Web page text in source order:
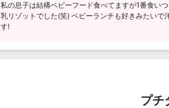
私の息子は結構ベビーフード食べてますが1番食い
乳リゾットでした(笑) ベビーランチも好きみたいで
す!
プチ